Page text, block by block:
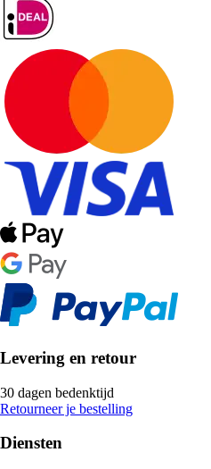
Levering en retour
30 dagen bedenktijd
Retourneer je bestelling
Diensten